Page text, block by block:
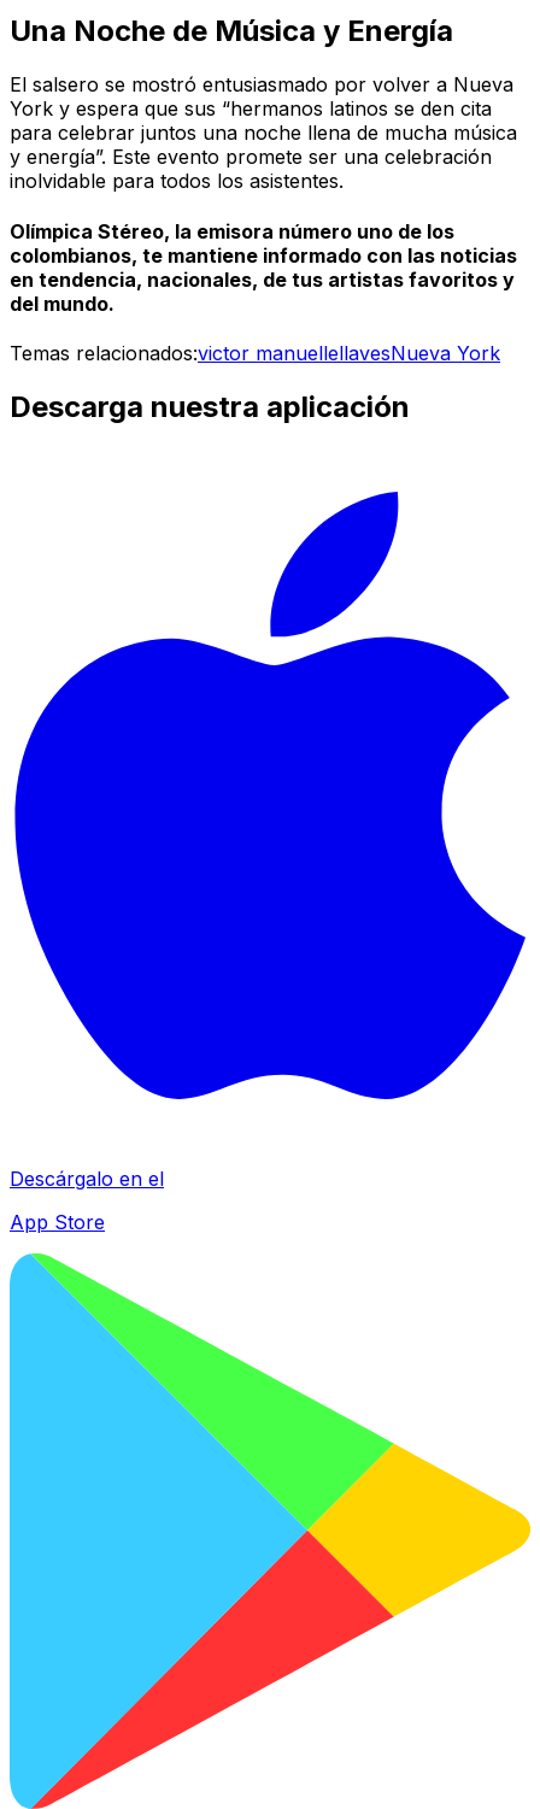
Una Noche de Música y Energía
El salsero se mostró entusiasmado por volver a Nueva
York y espera que sus “hermanos latinos se den cita
para celebrar juntos una noche llena de mucha música
y energía”. Este evento promete ser una celebración
inolvidable para todos los asistentes.
Olímpica Stéreo, la emisora número uno de los
colombianos, te mantiene informado con las noticias
en tendencia, nacionales, de tus artistas favoritos y
del mundo.
Temas relacionados:victor manuellellavesNueva York
Descarga nuestra aplicación
Descárgalo en el
App Store